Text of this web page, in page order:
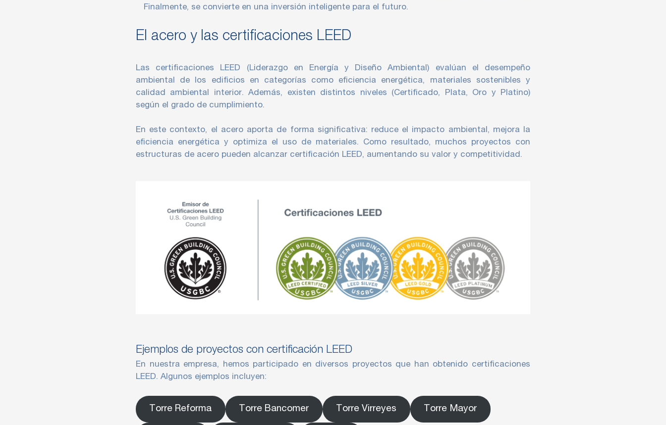
Finalmente, se convierte en una inversión inteligente para el futuro.
El acero y las certificaciones LEED
Las certificaciones LEED (Liderazgo en Energía y Diseño Ambiental) evalúan el desempeño
ambiental de los edificios en categorías como eficiencia energética, materiales sostenibles y
calidad ambiental interior. Además, existen distintos niveles (Certificado, Plata, Oro y Platino)
según el grado de cumplimiento.
En este contexto, el acero aporta de forma significativa: reduce el impacto ambiental, mejora la
eficiencia energética y optimiza el uso de materiales. Como resultado, muchos proyectos con
estructuras de acero pueden alcanzar certificación LEED, aumentando su valor y competitividad.
Ejemplos de proyectos con certificación LEED
En nuestra empresa, hemos participado en diversos proyectos que han obtenido certificaciones
LEED. Algunos ejemplos incluyen:
Torre Reforma Torre Bancomer Torre Virreyes Torre Mayor